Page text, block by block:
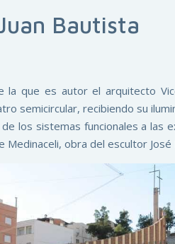
Bautista
la que es autor el arquitecto
semicircular, recibiendo su
los sistemas funcionales a las
obra del escultor José